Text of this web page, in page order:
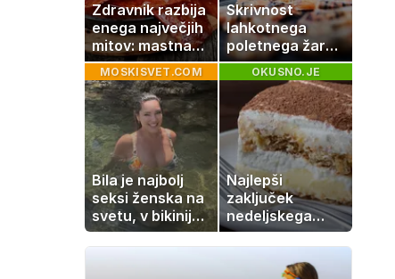
Zdravnik razbija
enega največjih
mitov: mastna
jetra ne
nastanejo
zaradi slanine,
temveč zaradi
živila, ki ga
imamo vsi radi
Skrivnost
lahkotnega
poletnega žara,
po katerem ne
boste
potrebovali
popoldanskega
spanca
MOSKISVET.COM
Bila je najbolj
seksi ženska na
svetu, v bikiniju
znova navdušila
OKUSNO.JE
Najlepši
zaključek
nedeljskega
kosila: 8 sladic
brez peke, ki se
jih vsi veselijo